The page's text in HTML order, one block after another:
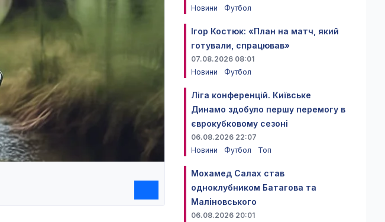
Новини
Футбол
Ігор Костюк: «План на матч, який
готували, спрацював»
07.08.2026 08:01
Новини
Футбол
Ліга конференцій. Київське
Динамо здобуло першу перемогу в
єврокубковому сезоні
06.08.2026 22:07
Новини
Футбол Топ
Мохамед Салах став
одноклубником Батагова та
Маліновського
06.08.2026 20:01